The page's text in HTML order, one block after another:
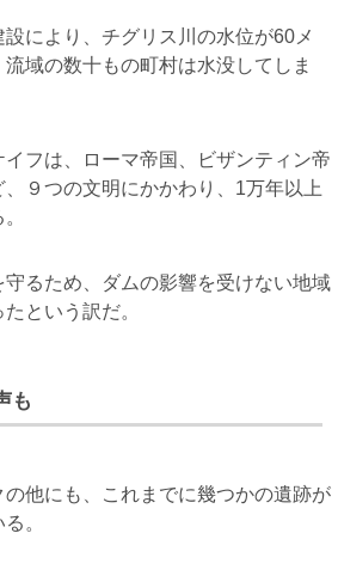
により、チグリス川の水位が60メ
域の数十もの町村は水没してしま
フは、ローマ帝国、ビザンティン帝
９つの文明にかかわり、1万年以上
るため、ダムの影響を受けない地域
という訳だ。
も
他にも、これまでに幾つかの遺跡が
。